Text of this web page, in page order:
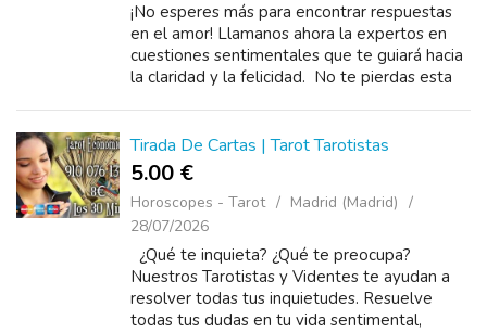
¡No esperes más para encontrar respuestas
en el amor! Llamanos ahora la expertos en
cuestiones sentimentales que te guiará hacia
la claridad y la felicidad. No te pierdas esta
Tirada De Cartas | Tarot Tarotistas
5.00 €
Horoscopes - Tarot
Madrid (Madrid)
28/07/2026
¿Qué te inquieta? ¿Qué te preocupa?
Nuestros Tarotistas y Videntes te ayudan a
resolver todas tus inquietudes. Resuelve
todas tus dudas en tu vida sentimental,